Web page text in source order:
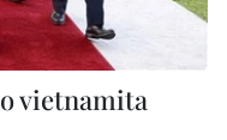
vietnamita